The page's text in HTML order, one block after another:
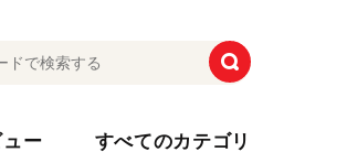
ー すべてのカテゴリ